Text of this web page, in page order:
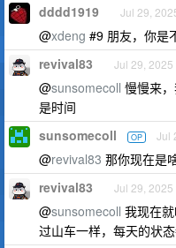
dddd1919 Jul 29,
@xdeng #9 朋友，你是
revival83 Jul 29,
@sunsomecoll 慢慢来
是时间
sunsomecoll OP Jul
@revival83 那你现在是
revival83 Jul 29,
@sunsomecoll 我现在
过山车一样，每天的状